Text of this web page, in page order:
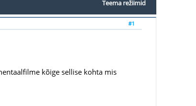
Teema režiimid
#1
kõige sellise kohta mis